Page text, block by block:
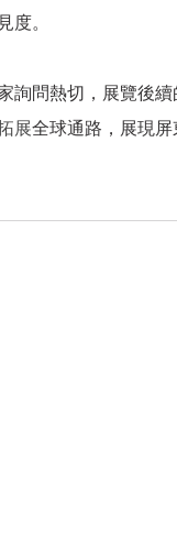
度。
詢問熱切，展覽後續
展全球通路，展現屏